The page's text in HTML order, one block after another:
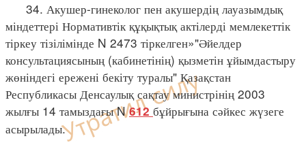
34. Акушер-гинеколог пен акушердің лауазымдық
міндеттері Нормативтік құқықтық актілерді мемлекеттік
тіркеу тізілімінде N 2473 тіркелген»"Әйелдер
консультациясының (кабинетінің) қызметін ұйымдастыру
жөніндегі ережені бекіту туралы" Қазақстан
Республикасы Денсаулық сақтау министрінің 2003
жылғы 14 тамыздағы N612 бұйрығына сәйкес жүзеге
асырылады.